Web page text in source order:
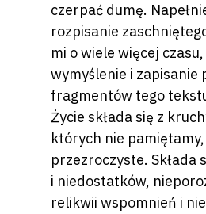
czerpać dumę.
rozpisanie
mi o wiele więcej
wymyślenie i zapisanie
fragmentów tego
Życie składa się z
których nie
przezroczyste. Składa
i niedostatków,
relikwii wspomnień i